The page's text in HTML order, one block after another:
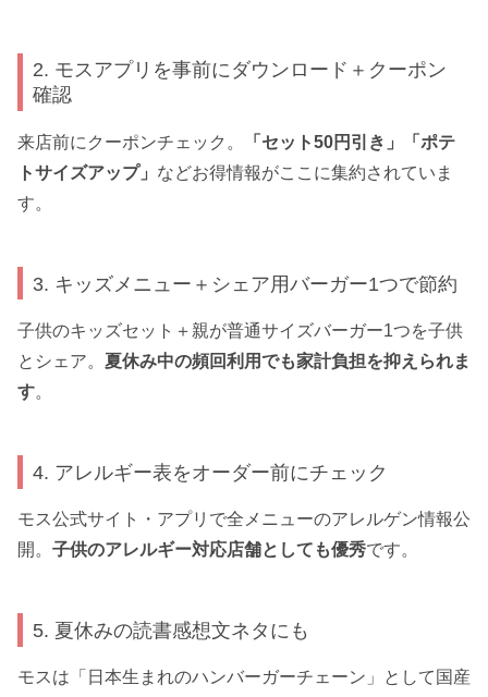
2. モスアプリを事前にダウンロード＋クーポン
確認
来店前にクーポンチェック。
「セット50円引き」「ポテ
トサイズアップ」 などお得情報がここに集約されていま
す。
3. キッズメニュー＋シェア用バーガー1つで節約
子供のキッズセット＋親が普通サイズバーガー1つを子供
とシェア。 夏休み中の頻回利用でも家計負担を抑えられま
す。
4. アレルギー表をオーダー前にチェック
モス公式サイト・アプリで全メニューのアレルゲン情報公
開。 子供のアレルギー対応店舗としても優秀です。
5. 夏休みの読書感想文ネタにも
モスは「日本生まれのハンバーガーチェーン」として国産